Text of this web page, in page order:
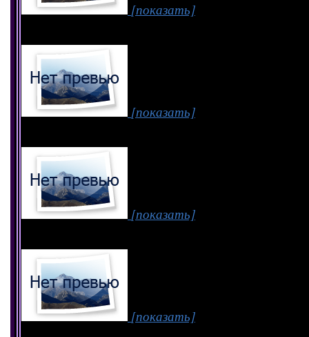
[показать]
[показать]
[показать]
[показать]